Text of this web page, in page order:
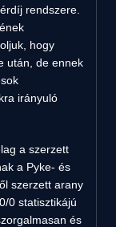
rendszere.
hogy
után, de ennek
irányuló
a szerzett
a Pyke- és
szerzett arany
0 statisztikájú
és